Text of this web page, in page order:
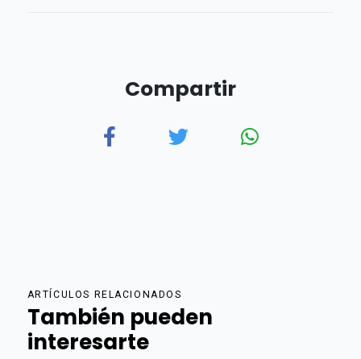
Compartir
ARTÍCULOS RELACIONADOS
También pueden
interesarte